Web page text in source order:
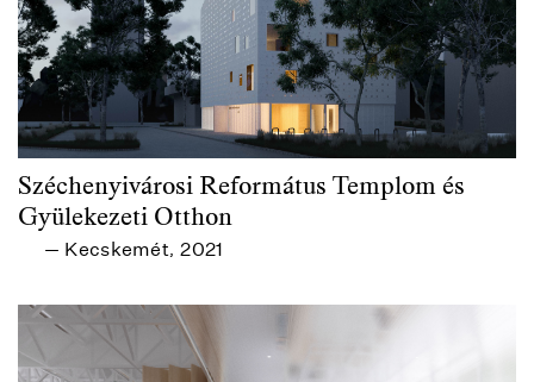
Széchenyivárosi Református Templom és
Gyülekezeti Otthon
— Kecskemét, 2021